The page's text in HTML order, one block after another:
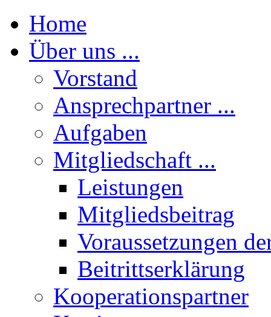
Home
Über uns ...
Vorstand
Ansprechpartner ...
Aufgaben
Mitgliedschaft ...
Leistungen
Mitgliedsbeitrag
Voraussetzungen
Beitrittserklärung
Kooperationspartner